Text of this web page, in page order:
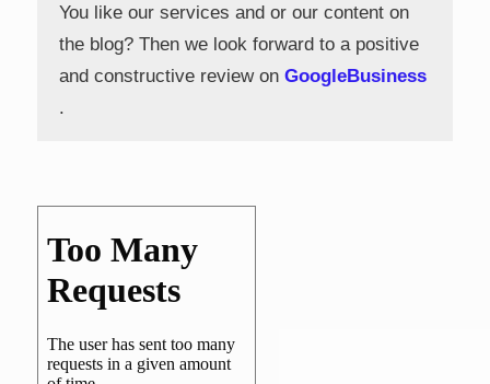
You like our services and or our content on
the blog? Then we look forward to a positive
and constructive review on GoogleBusiness
.